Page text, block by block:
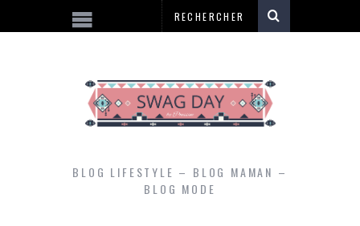
BLOG LIFESTYLE – BLOG MAMAN –
BLOG MODE